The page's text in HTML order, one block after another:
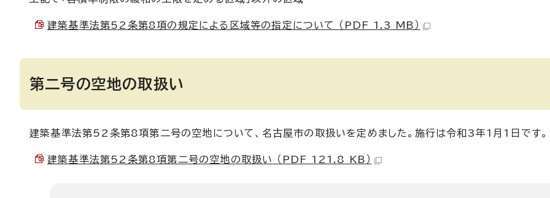
建築基準法第52条第8項の規定による区域等の指定について （PDF 1.3 MB）
第二号の空地の取扱い
建築基準法第52条第8項第二号の空地について、名古屋市の取扱いを定めました。施行は令和3年1月1日です。
建築基準法第52条第8項第二号の空地の取扱い （PDF 121.8 KB）